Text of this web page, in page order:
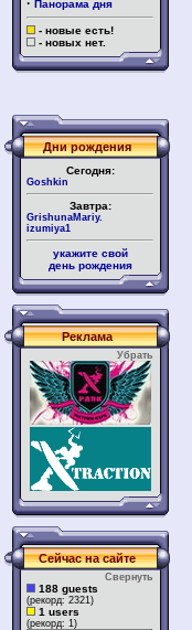
· Панорама дня
- новые есть!
- новых нет.
Дни рождения
Сегодня:
Goshkin
Завтра:
GrishunaMariy.
izumiya1
укажите свой
день рождения
Реклама
Убрать
Сейчас на сайте
Свернуть
188 guests
(рекорд: 2321)
1 users
(рекорд: 1)